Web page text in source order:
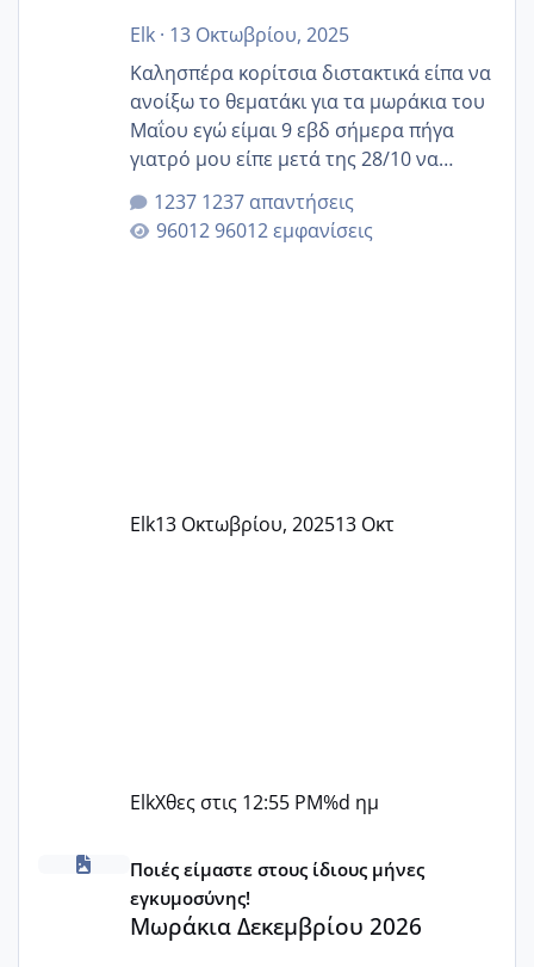
Elk· 13 Οκτωβρίου, 2025
Καλησπέρα κορίτσια διστακτικά είπα να
ανοίξω το θεματάκι για τα μωράκια του
Μαΐου εγώ είμαι 9 εβδ σήμερα πήγα
γιατρό μου είπε μετά της 28/10 να
κλείσω ραντεβού για την αυχενική είναι
καμιά άλλη κοπέλα να γεννάει Μάιο ;;
1237 απαντήσεις
96012 εμφανίσεις
Elk13 Οκτωβρίου, 202513 Οκτ
ElkΧθες στις 12:55 PM%d ημ
Μωράκια Δεκεμβρίου 2026
Ποιές είμαστε στους ίδιους μήνες
εγκυμοσύνης!
Μωράκια Δεκεμβρίου 2026